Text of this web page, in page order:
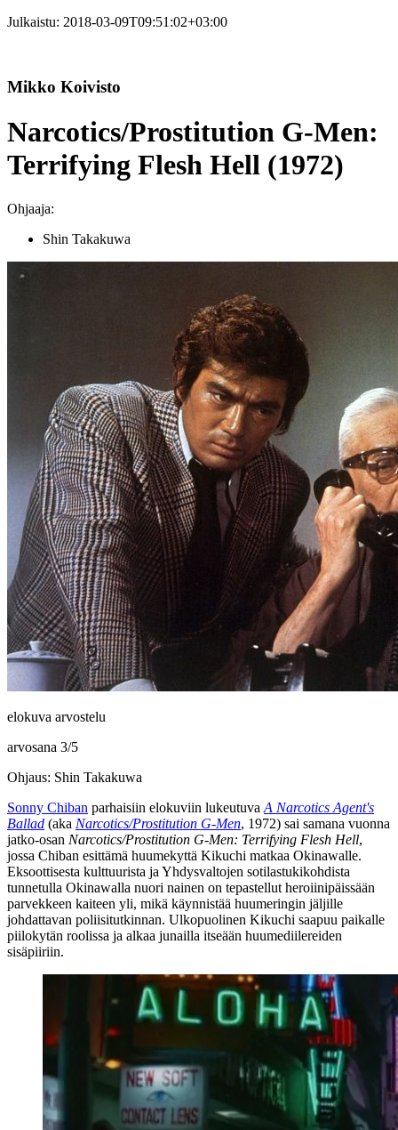
Julkaistu: 2018-03-09T09:51:02+03:00
Mikko Koivisto
Narcotics/Prostitution G-Men:
Terrifying Flesh Hell (1972)
Ohjaaja:
Shin Takakuwa
elokuva arvostelu
arvosana 3/5
Ohjaus: Shin Takakuwa
Sonny Chiban parhaisiin elokuviin lukeutuva A Narcotics Agent's
Ballad (aka Narcotics/Prostitution G‑Men, 1972) sai samana vuonna
jatko-osan Narcotics/Prostitution G‑Men: Terrifying Flesh Hell,
jossa Chiban esittämä huumekyttä Kikuchi matkaa Okinawalle.
Eksoottisesta kulttuurista ja Yhdysvaltojen sotilastukikohdista
tunnetulla Okinawalla nuori nainen on tepastellut heroiinipäissään
parvekkeen kaiteen yli, mikä käynnistää huumeringin jäljille
johdattavan poliisitutkinnan. Ulkopuolinen Kikuchi saapuu paikalle
piilokytän roolissa ja alkaa junailla itseään huumediilereiden
sisäpiiriin.